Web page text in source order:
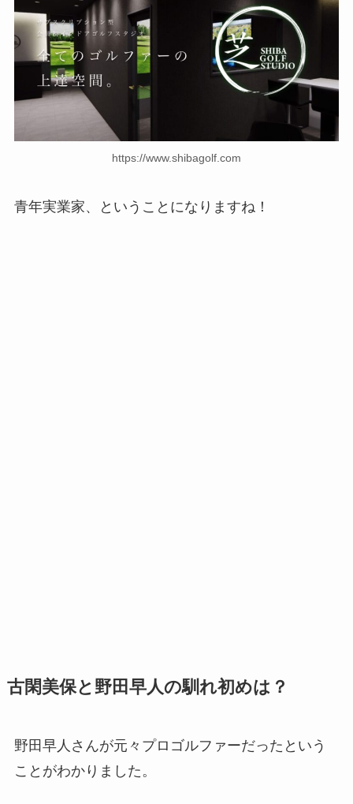
https://www.shibagolf.com
青年実業家、ということになりますね！
古閑美保と野田早人の馴れ初めは？
野田早人さんが元々プロゴルファーだったという
ことがわかりました。